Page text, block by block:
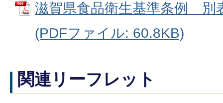
滋賀県食品衛生基準条例 別
(PDFファイル: 60.8KB)
関連リーフレット